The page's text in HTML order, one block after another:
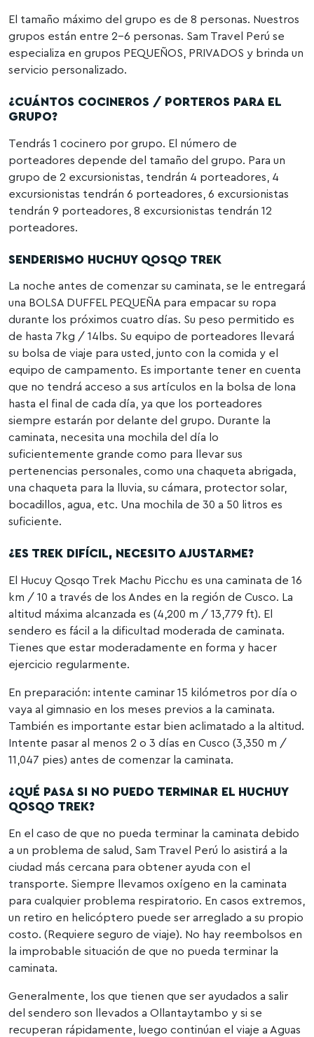
El tamaño máximo del grupo es de 8 personas. Nuestros
grupos están entre 2-6 personas. Sam Travel Perú se
especializa en grupos PEQUEÑOS, PRIVADOS y brinda un
servicio personalizado.
¿CUÁNTOS COCINEROS / PORTEROS PARA EL
GRUPO?
Tendrás 1 cocinero por grupo. El número de
porteadores depende del tamaño del grupo. Para un
grupo de 2 excursionistas, tendrán 4 porteadores, 4
excursionistas tendrán 6 porteadores, 6 excursionistas
tendrán 9 porteadores, 8 excursionistas tendrán 12
porteadores.
SENDERISMO HUCHUY QOSQO TREK
La noche antes de comenzar su caminata, se le entregará
una BOLSA DUFFEL PEQUEÑA para empacar su ropa
durante los próximos cuatro días. Su peso permitido es
de hasta 7kg / 14lbs. Su equipo de porteadores llevará
su bolsa de viaje para usted, junto con la comida y el
equipo de campamento. Es importante tener en cuenta
que no tendrá acceso a sus artículos en la bolsa de lona
hasta el final de cada día, ya que los porteadores
siempre estarán por delante del grupo. Durante la
caminata, necesita una mochila del día lo
suficientemente grande como para llevar sus
pertenencias personales, como una chaqueta abrigada,
una chaqueta para la lluvia, su cámara, protector solar,
bocadillos, agua, etc. Una mochila de 30 a 50 litros es
suficiente.
¿ES TREK DIFÍCIL, NECESITO AJUSTARME?
El Hucuy Qosqo Trek Machu Picchu es una caminata de 16
km / 10 a través de los Andes en la región de Cusco. La
altitud máxima alcanzada es (4,200 m / 13,779 ft). El
sendero es fácil a la dificultad moderada de caminata.
Tienes que estar moderadamente en forma y hacer
ejercicio regularmente.
En preparación: intente caminar 15 kilómetros por día o
vaya al gimnasio en los meses previos a la caminata.
También es importante estar bien aclimatado a la altitud.
Intente pasar al menos 2 o 3 días en Cusco (3,350 m /
11,047 pies) antes de comenzar la caminata.
¿QUÉ PASA SI NO PUEDO TERMINAR EL HUCHUY
QOSQO TREK?
En el caso de que no pueda terminar la caminata debido
a un problema de salud, Sam Travel Perú lo asistirá a la
ciudad más cercana para obtener ayuda con el
transporte. Siempre llevamos oxígeno en la caminata
para cualquier problema respiratorio. En casos extremos,
un retiro en helicóptero puede ser arreglado a su propio
costo. (Requiere seguro de viaje). No hay reembolsos en
la improbable situación de que no pueda terminar la
caminata.
Generalmente, los que tienen que ser ayudados a salir
del sendero son llevados a Ollantaytambo y si se
recuperan rápidamente, luego continúan el viaje a Aguas